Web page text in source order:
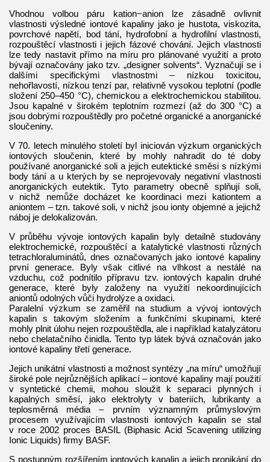
Vhodnou volbou páru kation−anion lze zásadně ovlivnit
vlastnosti výsledné iontové kapaliny jako je hustota, viskozita,
povrchové napětí, bod tání, hydrofobní a hydrofilní vlastnosti,
rozpouštěcí vlastnosti i jejich fázové chování. Jejich vlastnosti
lze tedy nastavit přímo na míru pro plánované využití a proto
bývají označovány jako tzv. „designer solvents“. Vyznačují se i
dalšími specifickými vlastnostmi – nízkou toxicitou,
nehořlavostí, nízkou tenzí par, relativně vysokou teplotní (podle
složení 250–450 °C), chemickou a elektrochemickou stabilitou.
Jsou kapalné v širokém teplotním rozmezí (až do 300 °C) a
jsou dobrými rozpouštědly pro početné organické a anorganické
sloučeniny.
V 70. letech minulého století byl iniciován výzkum organických
iontových sloučenin, které by mohly nahradit do té doby
používané anorganické soli a jejich eutektické směsi s nízkými
body tání a u kterých by se neprojevovaly negativní vlastnosti
anorganických eutektik. Tyto parametry obecně splňují soli,
v nichž nemůže docházet ke koordinaci mezi kationtem a
aniontem – tzn. takové soli, v nichž jsou ionty objemné a jejichž
náboj je delokalizován.
V průběhu vývoje iontových kapalin byly detailně studovány
elektrochemické, rozpouštěcí a katalytické vlastnosti různých
tetrachloraluminátů, dnes označovaných jako iontové kapaliny
první generace. Byly však citlivé na vlhkost a nestálé na
vzduchu, což podnítilo přípravu tzv. iontových kapalin druhé
generace, které byly založeny na využití nekoordinujících
aniontů odolných vůči hydrolýze a oxidaci.
Paralelní výzkum se zaměřil na studium a vývoj iontových
kapalin s takovým složením a funkčními skupinami, které
mohly plnit úlohu nejen rozpouštědla, ale i například katalyzátoru
nebo chelatačního činidla. Tento typ látek bývá označován jako
iontové kapaliny třetí generace.
Jejich unikátní vlastnosti a možnost syntézy „na míru“ umožňují
široké pole nejrůznějších aplikací – iontové kapaliny mají použití
v syntetické chemii, mohou sloužit k separaci plynných i
kapalných směsí, jako elektrolyty v bateriích, lubrikanty a
teplosměrná média – prvním významným průmyslovým
procesem využívajícím vlastnosti iontových kapalin se stal
v roce 2002 proces BASIL (Biphasic Acid Scavening utilizing
Ionic Liquids) firmy BASF.
S postupným rozšířením iontových kapalin a jejich pronikání do